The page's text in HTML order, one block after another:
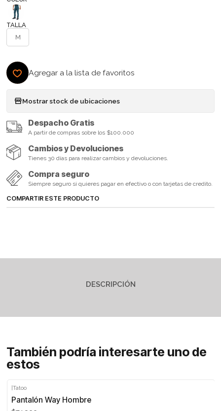
TALLA
M
Agregar a la lista de favoritos
Mostrar stock de ubicaciones
Despacho Gratis
A partir de compras sobre los $100.000
Cambios y Devoluciones
Tienes 30 días para realizar cambios y devoluciones.
Compra seguro
Siempre seguro si quieres pagar en efectivo o con tarjetas de credito.
COMPARTIR ESTE PRODUCTO
DESCRIPCIÓN
También podría interesarte uno de
estos
|Tatoo
Pantalón Way Hombre